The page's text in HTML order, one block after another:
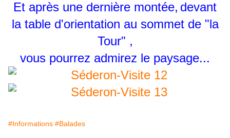
Et après une dernière montée, devant
la table d'orientation au sommet de "la
Tour" ,
vous pourrez admirez le paysage...
#Informations #Balades